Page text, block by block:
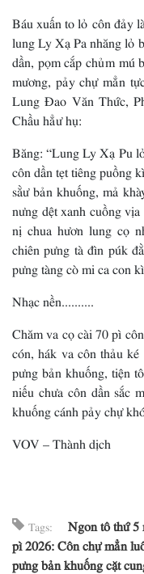
Báu xuấn to lỏ côn đảy
lung Ly Xạ Pa nhăng lỏ
dần, pọm cắp chủm mú
mương, pảy chự mẳn
Lung Đao Văn Thức,
Chầu hẳư hụ:
Băng: “Lung Ly Xạ Pu
côn dần tẹt tiêng puồng
sằư bản khuống, mả
nưng dệt xanh cuồng
nị chua hươn lung cọ
chiên pưng tà đìn púk
pưng tàng cò mi ca con
Nhạc nền..........
Chăm va cọ cài 70 pì
cón, hák va côn thảu
pưng bản khuống, tiện
niếu chưa côn dần sắc
khuống cánh pảy chự
VOV – Thành dịch
Tags:
Ngon tô thứ 5
pì 2026: Côn chự mẳn
pưng bản khuống cặt